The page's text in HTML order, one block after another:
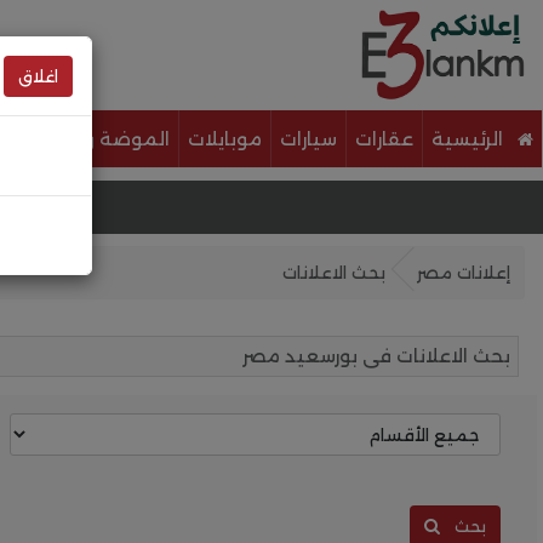
الرئيسية عقارات سيارات موبايلات الموضة والجمال
إعلانات مصر بحث الاعلانات
بحث الاعلانات فى بورسعيد مصر
بحث
اغلاق